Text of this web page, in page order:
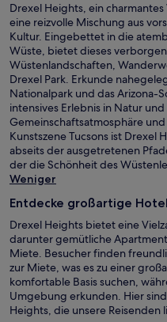
Drexel Heights, ein
eine reizvolle Mischung aus
Kultur. Eingebettet in die
Wüste, bietet dieses
Wüstenlandschaften,
Drexel Park. Erkunde
Nationalpark und das Arizona-
intensives Erlebnis in Natur
Gemeinschaftsatmosphäre
Kunstszene Tucsons ist Drexel
abseits der ausgetretenen
der die Schönheit des
Weniger
Entdecke großartige
Drexel Heights bietet eine
darunter gemütliche
Miete. Besucher finden
zur Miete, was es zu einer
komfortable Basis suchen,
Umgebung erkunden. Hier
Heights, die unsere Reisenden